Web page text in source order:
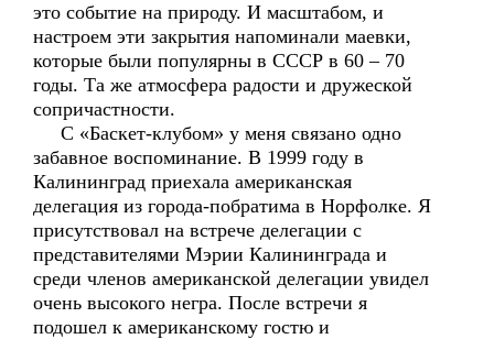
это событие на природу. И масштабом, и
настроем эти закрытия напоминали маевки,
которые были популярны в СССР в 60 – 70
годы. Та же атмосфера радости и дружеской
сопричастности.
С «Баскет-клубом» у меня связано одно
забавное воспоминание. В 1999 году в
Калининград приехала американская
делегация из города-побратима в Норфолке. Я
присутствовал на встрече делегации с
представителями Мэрии Калининграда и
среди членов американской делегации увидел
очень высокого негра. После встречи я
подошел к американскому гостю и